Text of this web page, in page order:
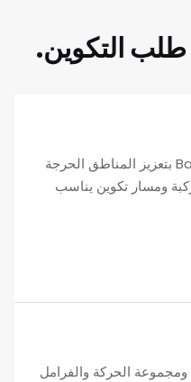
طلب التكوين.
يرتبط تدريع Ballistic protection بتعزيز المناطق الحرجة
ومسار تكوين يناسب
ومجموعة الحركة والفرامل